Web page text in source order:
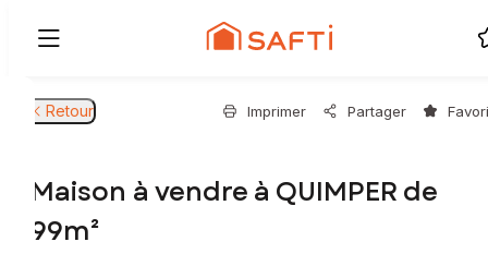
Retour Imprimer Partager
Maison à vendre à QUIMPER de
99m²